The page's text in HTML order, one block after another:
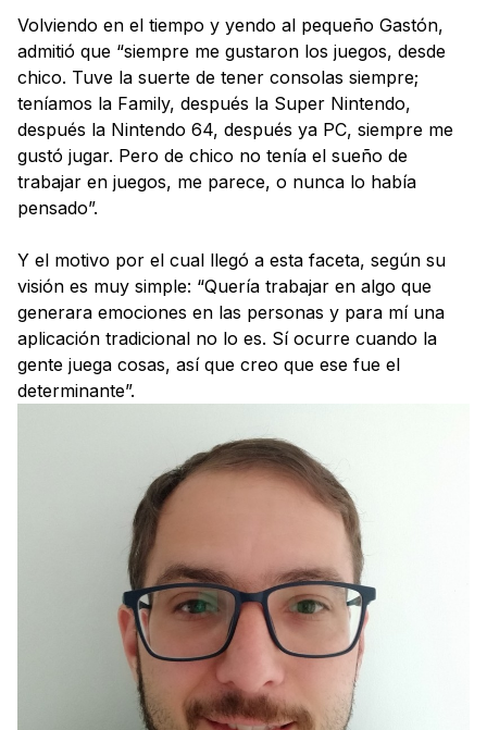
Volviendo en el tiempo y yendo al pequeño Gastón,
admitió que “siempre me gustaron los juegos, desde
chico. Tuve la suerte de tener consolas siempre;
teníamos la Family, después la Super Nintendo,
después la Nintendo 64, después ya PC, siempre me
gustó jugar. Pero de chico no tenía el sueño de
trabajar en juegos, me parece, o nunca lo había
pensado”.
Y el motivo por el cual llegó a esta faceta, según su
visión es muy simple: “Quería trabajar en algo que
generara emociones en las personas y para mí una
aplicación tradicional no lo es. Sí ocurre cuando la
gente juega cosas, así que creo que ese fue el
determinante”.